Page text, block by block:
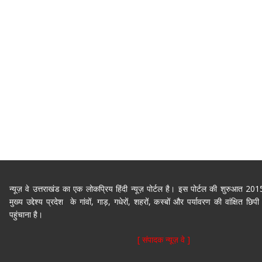
न्यूज़ वे उत्तराखंड का एक लोकप्रिय हिंदी न्यूज़ पोर्टल है। इस पोर्टल की शुरुआत
मुख्य उद्देश्य प्रदेश के गांवों, गाड़, गधेरों, शहरों, कस्बों और पर्यावरण की वांक्षित
पहुंचाना है।
[ संपादक न्यूज़ वे ]